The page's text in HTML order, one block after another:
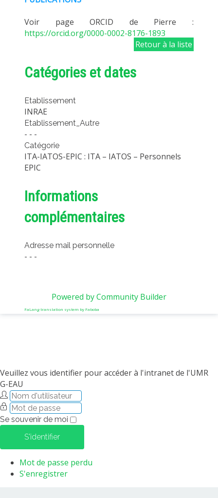
Voir page ORCID de Pierre :
https://orcid.org/0000-0002-8176-1893
Retour à la liste
Catégories et dates
Etablissement
INRAE
Etablissement_Autre
- - -
Catégorie
ITA-IATOS-EPIC : ITA – IATOS – Personnels
EPIC
Informations
complémentaires
Adresse mail personnelle
- - -
Powered by Community Builder
FaLang translation system by Faboba
Veuillez vous identifier pour accéder à l'intranet de l'UMR
G-EAU
Se souvenir de moi
S'identifier
Mot de passe perdu
S'enregistrer